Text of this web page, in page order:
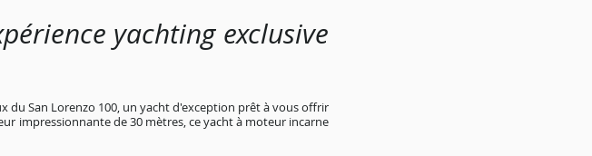
yachting exclusive
du San Lorenzo 100, un yacht d'exception prêt à vous offrir
impressionnante de 30 mètres, ce yacht à moteur incarne